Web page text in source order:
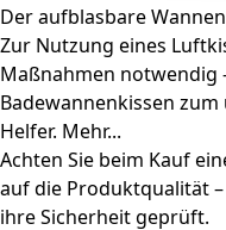
Der aufblasbare
Zur Nutzung eines
Maßnahmen notwendig
Badewannenkissen
Helfer. Mehr...
Achten Sie beim Kauf
auf die Produktqualität
ihre Sicherheit geprüft.